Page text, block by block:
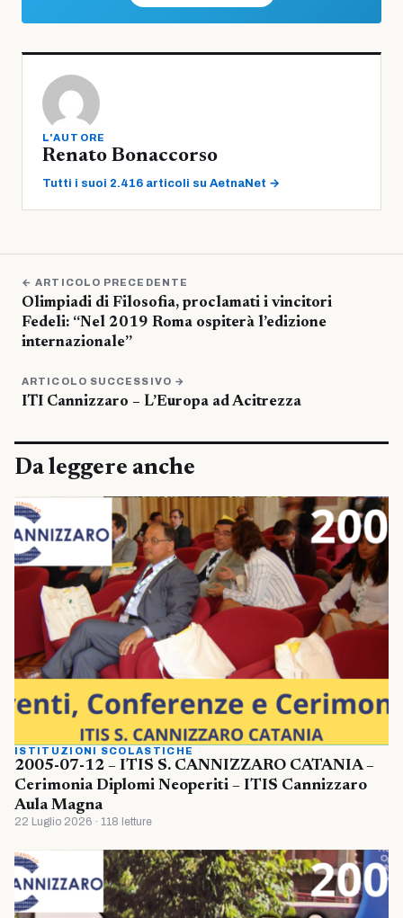
L'AUTORE
Renato Bonaccorso
Tutti i suoi 2.416 articoli su AetnaNet →
← ARTICOLO PRECEDENTE
Olimpiadi di Filosofia, proclamati i vincitori
Fedeli: “Nel 2019 Roma ospiterà l’edizione
internazionale”
ARTICOLO SUCCESSIVO →
ITI Cannizzaro – L’Europa ad Acitrezza
Da leggere anche
ISTITUZIONI SCOLASTICHE
2005-07-12 – ITIS S. CANNIZZARO CATANIA –
Cerimonia Diplomi Neoperiti – ITIS Cannizzaro
Aula Magna
22 Luglio 2026 · 118 letture